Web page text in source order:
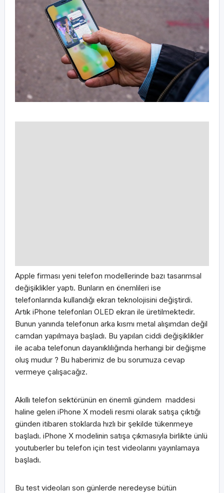
Apple firması yeni telefon modellerinde bazı tasarımsal
değişiklikler yaptı. Bunların en önemlileri ise
telefonlarında kullandığı ekran teknolojisini değiştirdi.
Artık iPhone telefonları OLED ekran ile üretilmektedir.
Bunun yanında telefonun arka kısmı metal alışımdan değil
camdan yapılmaya başladı. Bu yapılan ciddi değişiklikler
ile acaba telefonun dayanıklılığında herhangi bir değişme
oluş mudur ? Bu haberimiz de bu sorumuza cevap
vermeye çalışacağız.
Akıllı telefon sektörünün en önemli gündem maddesi
haline gelen iPhone X modeli resmi olarak satışa çıktığı
günden itibaren stoklarda hızlı bir şekilde tükenmeye
başladı. iPhone X modelinin satışa çıkmasıyla birlikte ünlü
youtuberler bu telefon için test videolarını yayınlamaya
başladı.
Bu test videoları son günlerde neredeyse bütün